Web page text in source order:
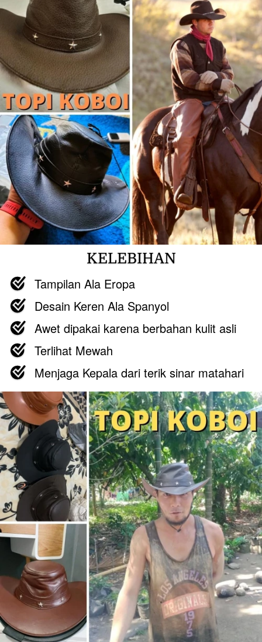
KELEBIHAN
Tampilan Ala Eropa
Desain Keren Ala Spanyol
Awet dipakai karena berbahan kulit asli
Terlihat Mewah
Menjaga Kepala dari terik sinar matahari